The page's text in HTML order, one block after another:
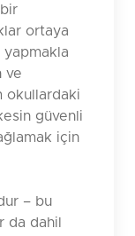
ortaya
yapmakla
ve
okullardaki
güvenli
için
– bu
da dahil